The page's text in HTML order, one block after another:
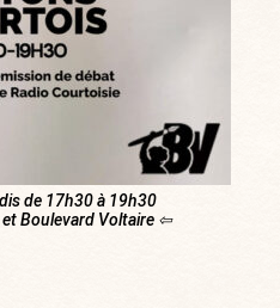
de 17h30 à 19h30
Boulevard Voltaire ⇦